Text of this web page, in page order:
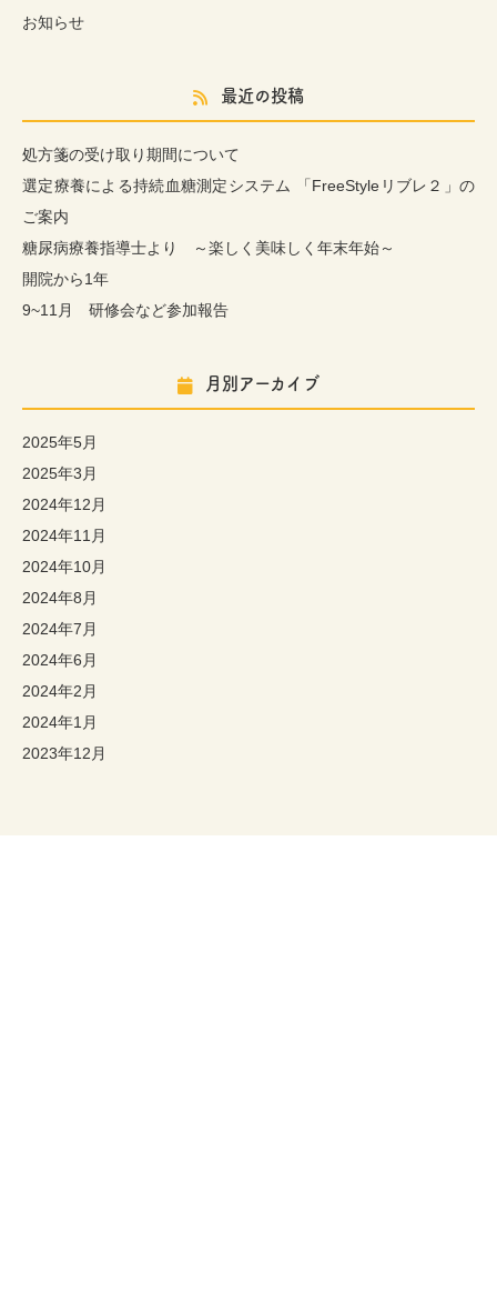
お知らせ
最近の投稿
処方箋の受け取り期間について
選定療養による持続血糖測定システム 「FreeStyleリブレ２」の
ご案内
糖尿病療養指導士より ～楽しく美味しく年末年始～
開院から1年
9~11月 研修会など参加報告
月別アーカイブ
2025年5月
2025年3月
2024年12月
2024年11月
2024年10月
2024年8月
2024年7月
2024年6月
2024年2月
2024年1月
2023年12月